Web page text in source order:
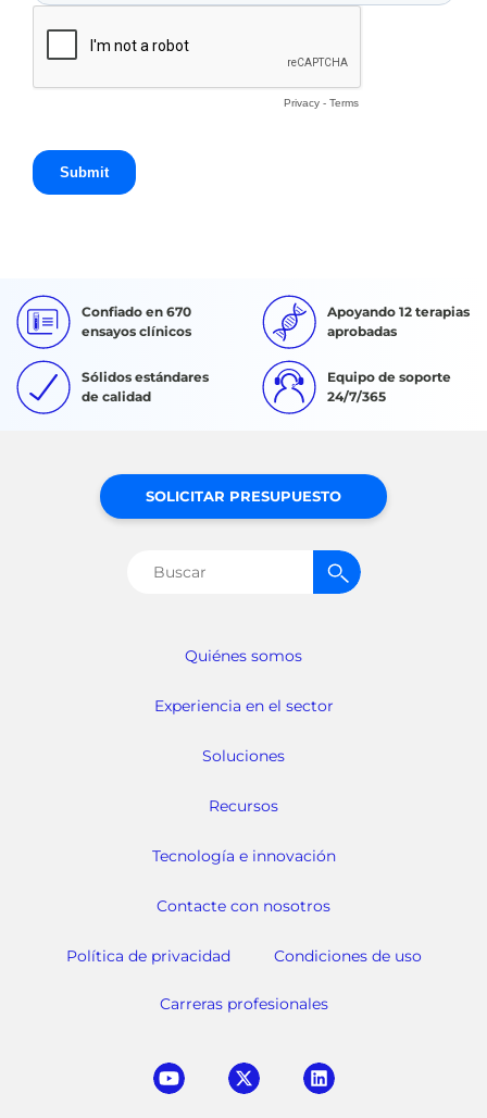
Confiado en 670
ensayos clínicos
Apoyando 12 terapias
aprobadas
Sólidos estándares
de calidad
Equipo de soporte
24/7/365
Quiénes somos
Experiencia en el sector
Soluciones
Recursos
Tecnología e innovación
Contacte con nosotros
Política de privacidad Condiciones de uso
Carreras profesionales
SOLICITAR PRESUPUESTO
Buscar: